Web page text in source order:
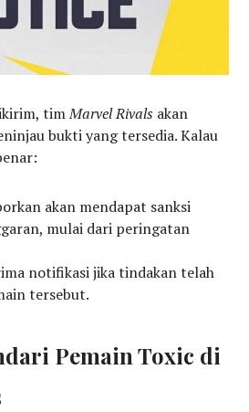
timMarvel Rivals akan
bukti yang tersedia. Kalau
akan mendapat sanksi
mulai dari peringatan
notifikasi jika tindakan telah
tersebut.
Pemain Toxic di